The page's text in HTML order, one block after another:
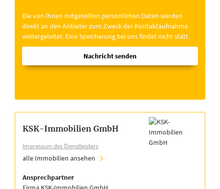
Die von Ihnen mitgeteilten persönlichen Daten werden
direkt an den Anbieter zum Zweck der Kontaktaufnahme
weitergeleitet. Eine Speicherung bei uns findet nicht statt.
Nachricht senden
KSK-Immobilien GmbH
Impressum des Dienstleisters
alle Immobilien ansehen
Ansprechpartner